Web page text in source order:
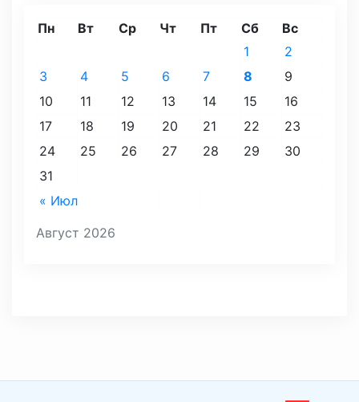
Август 2026
Пн Вт Ср Чт Пт Сб Вс
« Июл
1
2
3
4 5 6 7 8
9
10
11 12 13 14 15
16
17
18 19 20 21 22
23
24
25 26 27 28 29
30
31